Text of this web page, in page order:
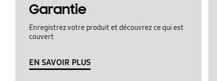
Garantie
Enregistrez votre produit et découvrez ce qui est
couvert
EN SAVOIR PLUS